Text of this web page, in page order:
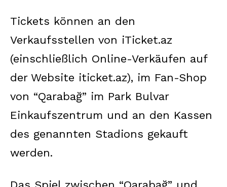
Tickets können an den
Verkaufsstellen von iTicket.az
(einschließlich Online-Verkäufen auf
der Website iticket.az), im Fan-Shop
von “Qarabağ” im Park Bulvar
Einkaufszentrum und an den Kassen
des genannten Stadions gekauft
werden.